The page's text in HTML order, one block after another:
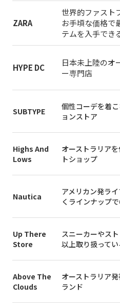
ZARA
世界的ファスト
お手頃な価格で
テムを入手でき
HYPE DC
日本未上陸のオ
ー専門店
SUBTYPE
個性コーデを着
ョンストア
Highs And
Lows
オーストラリア
トショップ
Nautica
アメリカン発ラ
くラインナップ
Up There
Store
スニーカーやス
以上取り扱って
Above The
Clouds
オーストラリア
ランド